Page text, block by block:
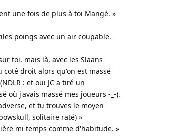
une fois de plus à toi Mangé. »
poings avec un air coupable.
toi, mais là, avec les Slaans
droit alors qu'on est massé
: et oui JC a tiré un
où j'avais massé mes joueurs -_-).
et tu trouves le moyen
solitaire raté) »
mi temps comme d'habitude. »